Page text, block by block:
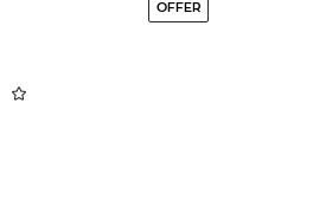
OFFER